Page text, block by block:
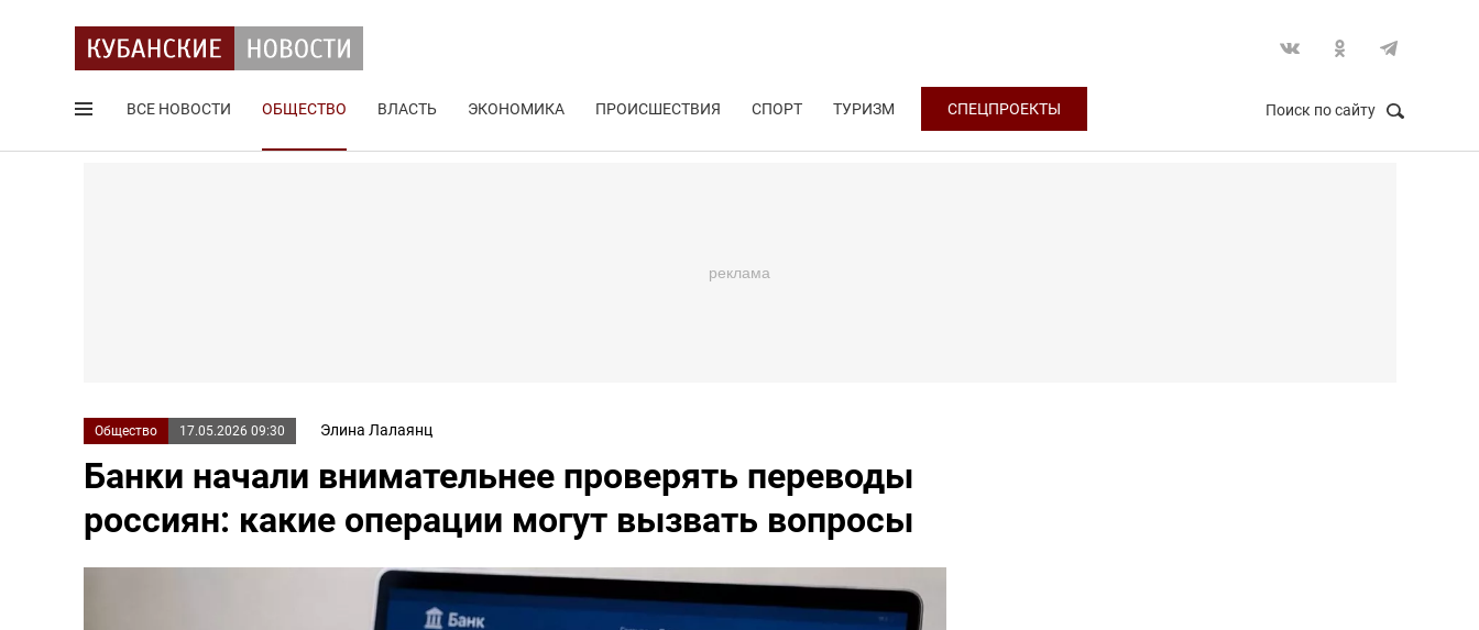
ВСЕ НОВОСТИ ОБЩЕСТВО ВЛАСТЬ ЭКОНОМИКА ПРОИСШЕСТВИЯ СПОРТ ТУРИЗМ СПЕЦПРОЕКТЫ Поиск по сайту
Общество 17.05.2026 09:30 Элина Лалаянц
Банки начали внимательнее проверять переводы
россиян: какие операции могут вызвать вопросы